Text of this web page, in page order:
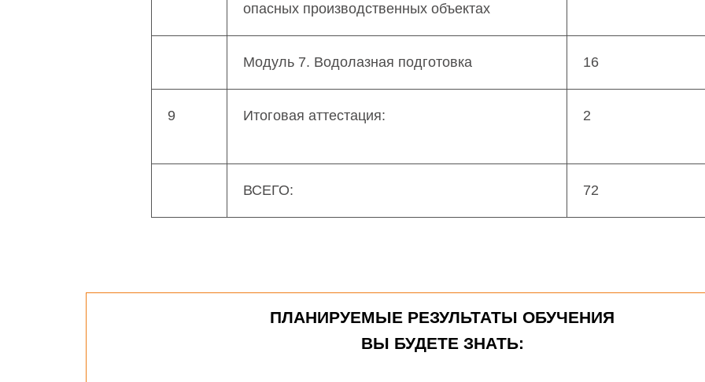
опасных производственных объектах
Модуль 7. Водолазная подготовка 16
9 Итоговая аттестация: 2
ВСЕГО: 72
ПЛАНИРУЕМЫЕ РЕЗУЛЬТАТЫ ОБУЧЕНИЯ
ВЫ БУДЕТЕ ЗНАТЬ: